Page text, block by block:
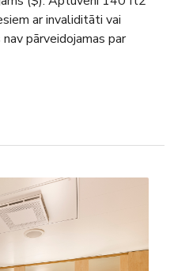
ar invaliditāti vai
pārveidojamas par